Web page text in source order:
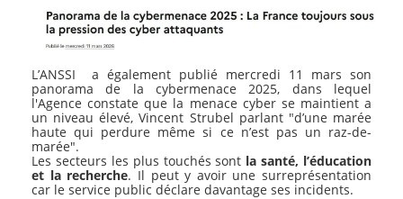
L’ANSSI a également publié mercredi 11 mars son
panorama de la cybermenace 2025, dans lequel
l'Agence constate que la menace cyber se maintient a
un niveau élevé, Vincent Strubel parlant "d’une marée
haute qui perdure même si ce n’est pas un raz-de-
marée".
Les secteurs les plus touchés sont la santé, l’éducation
et la recherche. Il peut y avoir une surreprésentation
car le service public déclare davantage ses incidents.